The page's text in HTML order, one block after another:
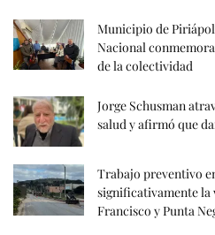
Municipio de
Nacional
de la colectividad
Jorge Schusman
salud y afirmó que
Trabajo preventivo
significativamente la
Francisco y Punta